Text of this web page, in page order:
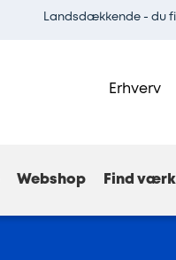
Landsdækkende - du
Erhverv
Webshop Find